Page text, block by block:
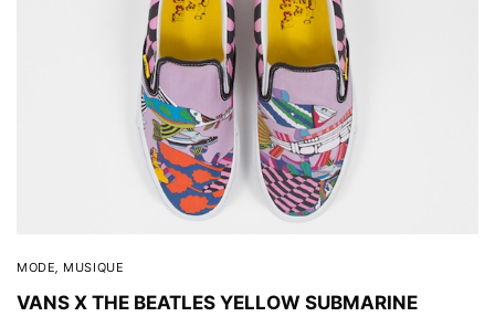
MODE, MUSIQUE
VANS X THE BEATLES YELLOW SUBMARINE